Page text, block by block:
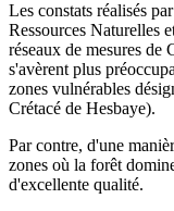
Les constats réalisés
Ressources Naturelles
réseaux de mesures de
s'avèrent plus
zones vulnérables
Crétacé de Hesbaye).
Par contre, d'une
zones où la forêt
d'excellente qualité.